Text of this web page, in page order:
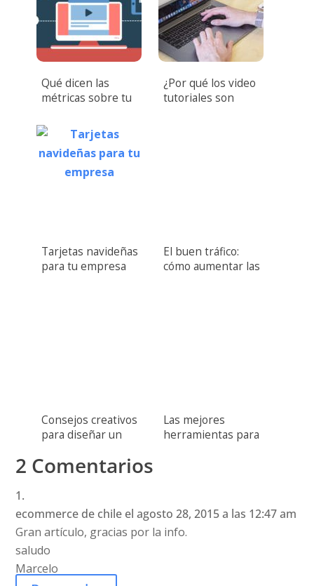
Qué dicen las
métricas sobre tu
¿Por qué los video
tutoriales son
Tarjetas navideñas
para tu empresa
El buen tráfico:
cómo aumentar las
Consejos creativos
para diseñar un
Las mejores
herramientas para
2 Comentarios
ecommerce de chile el agosto 28, 2015 a las 12:47 am
Gran artículo, gracias por la info.
saludo
Marcelo